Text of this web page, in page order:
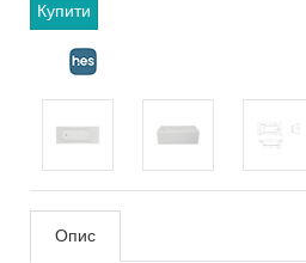
Купити
Опис